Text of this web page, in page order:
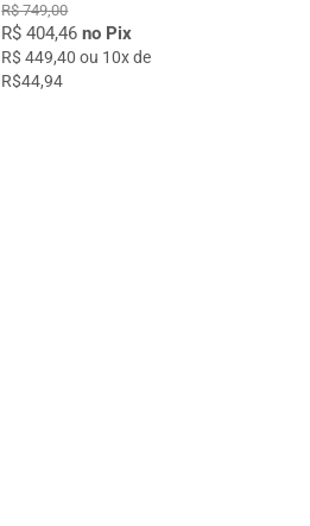
R$ 749,00
R$ 404,46no Pix
R$ 449,40 ou 10x de
R$44,94